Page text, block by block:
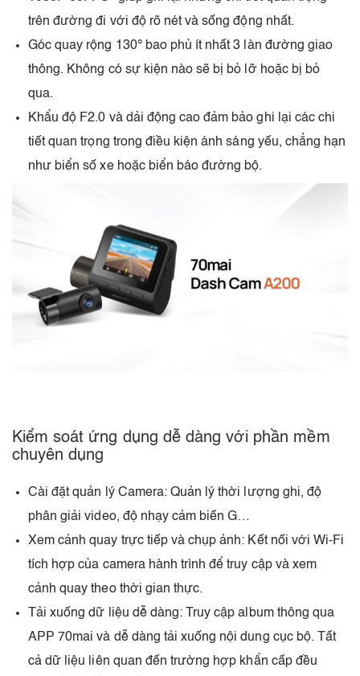
trên đường đi với độ rõ nét và sống động nhất.
Góc quay rộng 130° bao phủ ít nhất 3 làn đường giao
thông. Không có sự kiện nào sẽ bị bỏ lỡ hoặc bị bỏ
qua.
Khẩu độ F2.0 và dải động cao đảm bảo ghi lại các chi
tiết quan trọng trong điều kiện ánh sáng yếu, chẳng hạn
như biển số xe hoặc biển báo đường bộ.
Kiểm soát ứng dụng dễ dàng với phần mềm
chuyên dụng
Cài đặt quản lý Camera: Quản lý thời lượng ghi, độ
phân giải video, độ nhạy cảm biến G…
Xem cảnh quay trực tiếp và chụp ảnh: Kết nối với Wi-Fi
tích hợp của camera hành trình để truy cập và xem
cảnh quay theo thời gian thực.
Tải xuống dữ liệu dễ dàng: Truy cập album thông qua
APP 70mai và dễ dàng tải xuống nội dung cục bộ. Tất
cả dữ liệu liên quan đến trường hợp khẩn cấp đều